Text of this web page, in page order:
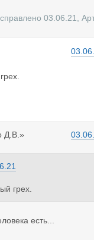
03.06.21
Д.В.»
грех.
есть...